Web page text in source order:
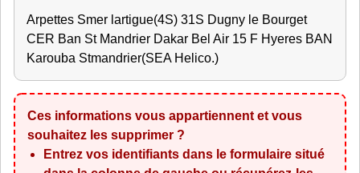
Arpettes Smer lartigue(4S) 31S Dugny le Bourget
CER Ban St Mandrier Dakar Bel Air 15 F Hyeres BAN
Karouba Stmandrier(SEA Helico.)
Ces informations vous appartiennent et vous
souhaitez les supprimer ?
Entrez vos identifiants dans le formulaire situé